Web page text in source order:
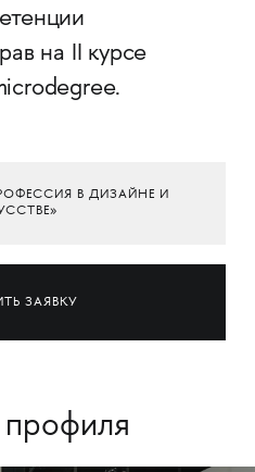
на II курсе
В ДИЗАЙНЕ И
ЗАЯВКУ
профиля